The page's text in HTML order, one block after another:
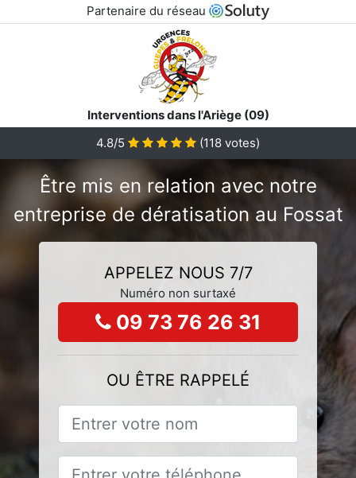
Partenaire du réseau
Interventions dans l'Ariège (09)
4.8/5
(118 votes)
Être mis en relation avec notre
entreprise de dératisation au Fossat
APPELEZ NOUS 7/7
Numéro non surtaxé
09 73 76 26 31
OU ÊTRE RAPPELÉ